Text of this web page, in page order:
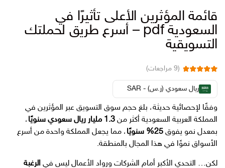
قائمة المؤثرين الأعلى تأثيرًا في
السعودية pdf – أسرع طريق لحملتك
التسويقية
من 5
بناءً على تقييم
(
9 مراجعات)
ريال سعودي (ر.س) - SAR
وفقًا لإحصائية حديثة، بلغ حجم سوق التسويق عبر المؤثرين في
المملكة العربية السعودية أكثر من 1.3 مليار ريال سعودي سنويًا
،
بمعدل نمو يفوق 25% سنويًا
، مما يجعل المملكة واحدة من أسرع
الأسواق نموًا في هذا المجال بالمنطقة.
لكن… التحدي الأكبر أمام الشركات ورواد الأعمال ليس في الرغبة